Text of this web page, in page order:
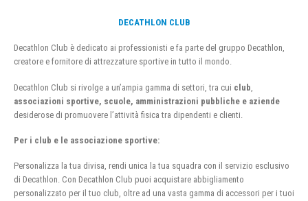
DECATHLON CLUB
Decathlon Club è dedicato ai professionisti e fa parte del gruppo Decathlon,
creatore e fornitore di attrezzature sportive in tutto il mondo.
Decathlon Club si rivolge a un’ampia gamma di settori, tra cui club
associazioni sportive, scuole, amministrazioni pubbliche e aziende
desiderose di promuovere l’attività fisica tra dipendenti e clienti.
Per i club e le associazione sportive:
Personalizza la tua divisa, rendi unica la tua squadra con il servizio esclusivo
di Decathlon. Con Decathlon Club puoi acquistare abbigliamento
personalizzato per il tuo club, oltre ad una vasta gamma di accessori per i tuoi